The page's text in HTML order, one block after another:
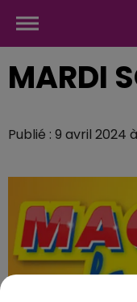
MARDI
Publié : 9 avril 2024 à